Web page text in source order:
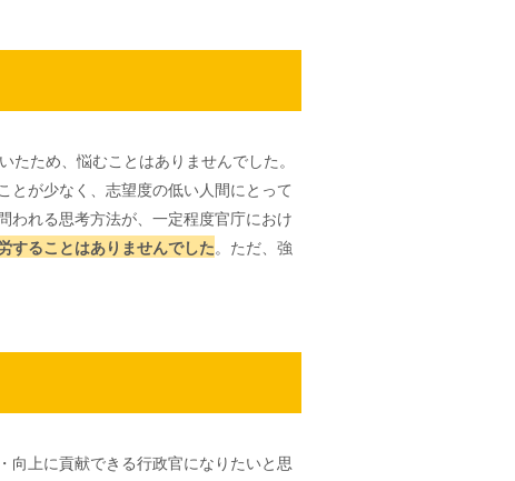
ため、悩むことはありませんでした。
とが少なく、志望度の低い人間にとって
われる思考方法が、一定程度官庁におけ
することはありませんでした。ただ、強
向上に貢献できる行政官になりたいと思